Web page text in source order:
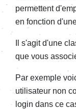
permettent
en fonction
Il s'agit d'une
que vous
Par exemple
utilisateur non
login dans ce